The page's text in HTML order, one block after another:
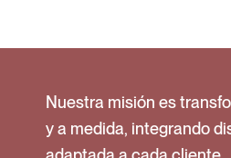
Nuestra misión es
y a medida, integrando